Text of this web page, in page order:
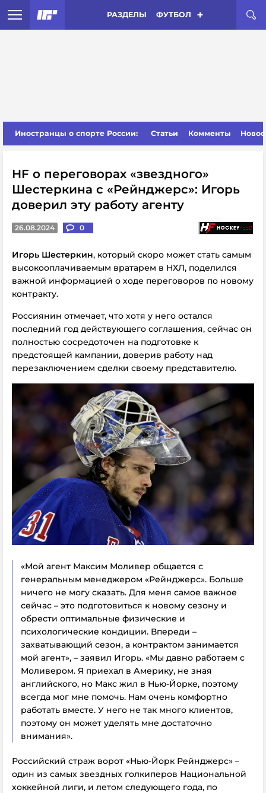
РАЗДЕЛЫ ФУТБОЛ
Иностранцы о спорте России: Статьи Комменты
HF о переговорах «звездного»
Шестеркина с «Рейнджерс»: Игорь
доверил эту работу агенту
26.08.2024 0
Игорь Шестеркин, который скоро может стать самым
высокооплачиваемым вратарем в НХЛ, поделился
важной информацией о ходе переговоров по новому
контракту.
Россиянин отмечает, что хотя у него остался
последний год действующего соглашения, сейчас он
полностью сосредоточен на подготовке к
предстоящей кампании, доверив работу над
перезаключением сделки своему представителю.
«Мой агент Максим Моливер общается с
генеральным менеджером «Рейнджерс». Больше
ничего не могу сказать. Для меня самое важное
сейчас – это подготовиться к новому сезону и
обрести оптимальные физические и
психологические кондиции. Впереди –
захватывающий сезон, а контрактом занимается
мой агент», – заявил Игорь. «Мы давно работаем с
Моливером. Я приехал в Америку, не зная
английского, но Макс жил в Нью-Йорке, поэтому
всегда мог мне помочь. Нам очень комфортно
работать вместе. У него не так много клиентов,
поэтому он может уделять мне достаточно
внимания».
Российский страж ворот «Нью-Йорк Рейнджерс» –
один из самых звездных голкиперов Национальной
хоккейной лиги, и летом следующего года, по